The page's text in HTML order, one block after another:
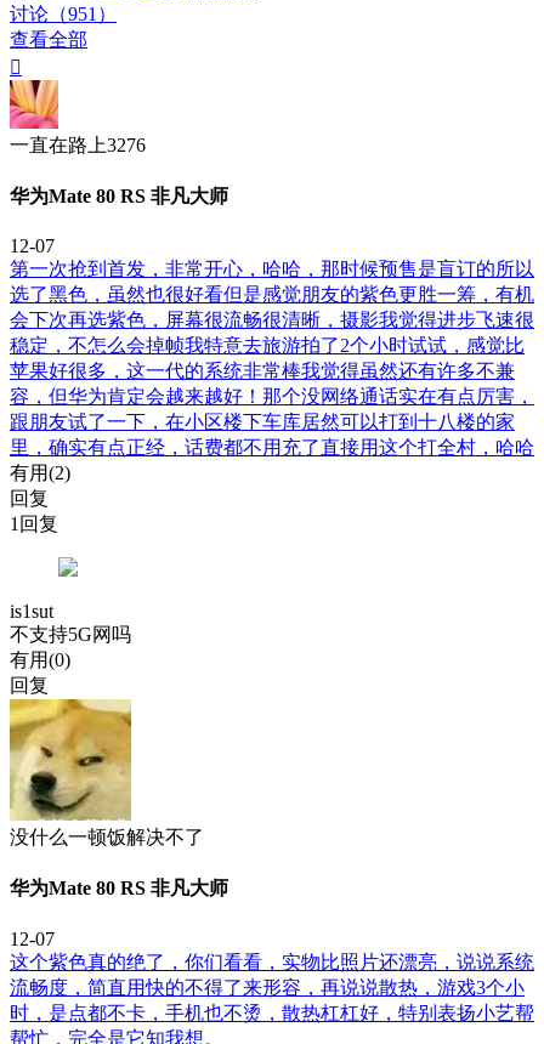
讨论（951）
查看全部

一直在路上3276
华为Mate 80 RS 非凡大师
12-07
第一次抢到首发，非常开心，哈哈，那时候预售是盲订的所以
选了黑色，虽然也很好看但是感觉朋友的紫色更胜一筹，有机
会下次再选紫色，屏幕很流畅很清晰，摄影我觉得进步飞速很
稳定，不怎么会掉帧我特意去旅游拍了2个小时试试，感觉比
苹果好很多，这一代的系统非常棒我觉得虽然还有许多不兼
容，但华为肯定会越来越好！那个没网络通话实在有点厉害，
跟朋友试了一下，在小区楼下车库居然可以打到十八楼的家
里，确实有点正经，话费都不用充了直接用这个打全村，哈哈
有用(2)
回复
1回复
is1sut
不支持5G网吗
有用(0)
回复
没什么一顿饭解决不了
华为Mate 80 RS 非凡大师
12-07
这个紫色真的绝了，你们看看，实物比照片还漂亮，说说系统
流畅度，简直用快的不得了来形容，再说说散热，游戏3个小
时，是点都不卡，手机也不烫，散热杠杠好，特别表扬小艺帮
帮忙，完全是它知我想。